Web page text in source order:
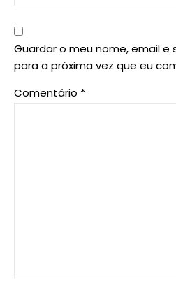
Guardar o meu nome, email
para a próxima vez que eu
Comentário *